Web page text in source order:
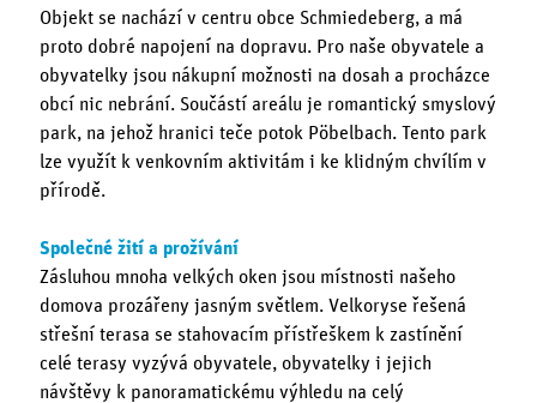
Objekt se nachází v centru obce Schmiedeberg, a má
proto dobré napojení na dopravu. Pro naše obyvatele a
obyvatelky jsou nákupní možnosti na dosah a procházce
obcí nic nebrání. Součástí areálu je romantický smyslový
park, na jehož hranici teče potok Pöbelbach. Tento park
lze využít k venkovním aktivitám i ke klidným chvílím v
přírodě.
Společné žití a prožívání
Zásluhou mnoha velkých oken jsou místnosti našeho
domova prozářeny jasným světlem. Velkoryse řešená
střešní terasa se stahovacím přístřeškem k zastínění
celé terasy vyzývá obyvatele, obyvatelky i jejich
návštěvy k panoramatickému výhledu na celý